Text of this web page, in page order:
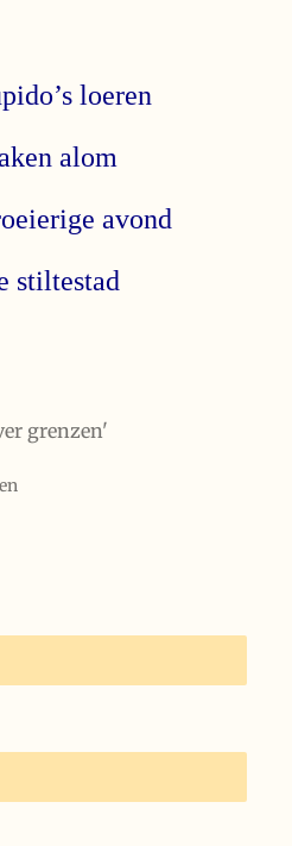
loeren
alom
avond
stiltestad
grenzen'